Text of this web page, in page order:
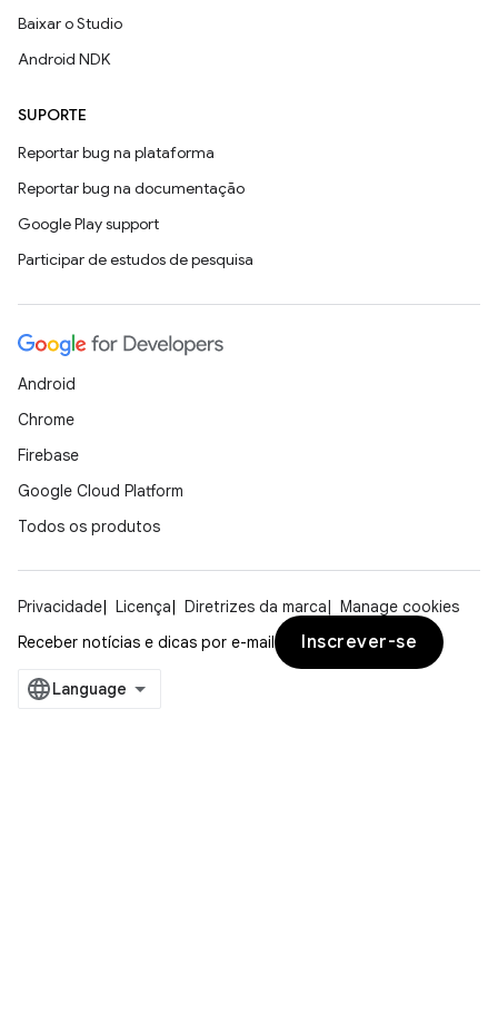
Baixar o Studio
Android NDK
SUPORTE
Reportar bug na plataforma
Reportar bug na documentação
Google Play support
Participar de estudos de pesquisa
Android
Chrome
Firebase
Google Cloud Platform
Todos os produtos
Privacidade Licença Diretrizes da marca
Manage cookies
Receber notícias e dicas por e-mail
Inscrever-se